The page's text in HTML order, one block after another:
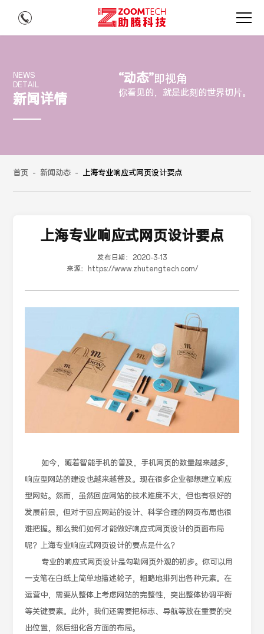
NEWS
DETAIL
新闻详情
“动态”即视角
你看见的，就是此刻的世界切片。
首页 - 新闻动态 - 上海专业响应式网页设计要点
上海专业响应式网页设计要点
发布日期： 2020-3-13
来源：
https://www.zhutengtech.com/
如今，随着智能手机的普及，手机网页的数量越来越多，
响应型网站的建设也越来越普及。现在很多企业都想建立响应
型网站。然而，虽然回应网站的技术难度不大，但也有很好的
发展前景，但对于回应网站的设计、科学合理的网页布局也很
难把握。那么我们如何才能做好响应式网页设计的页面布局
呢？上海专业响应式网页设计的要点是什么？
专业的响应式网页设计是勾勒网页外观的初步。你可以用
一支笔在白纸上简单地描述轮子，粗略地排列出各种元素。在
运营中，需要从整体上考虑网站的完整性，突出整体协调平衡
等关键要素。此外，我们还需要把标志、导航等放在重要的突
出位置，然后细化各方面的布局。